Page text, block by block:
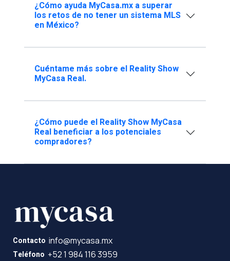
¿Cómo ayuda MyCasa.mx a superar
los retos de no tener un sistema MLS
en México?
Cuéntame más sobre el Reality Show
MyCasa Real.
¿Cómo puede el Reality Show MyCasa
Real beneficiar a los potenciales
compradores?
Contacto info@mycasa.mx
Teléfono +52 1 984 116 3959